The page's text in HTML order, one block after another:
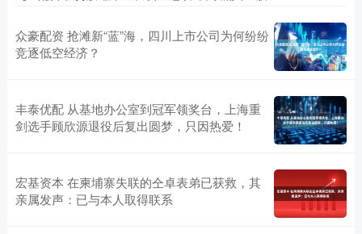
众豪配资 抢滩新“蓝”海，四川上市公司为何纷纷
竞逐低空经济？
丰泰优配 从基地办公室到冠军领奖台，上海重
剑选手顾欣源退役后复出圆梦，只因热爱！
宏基资本 在柬埔寨失联的仝卓表弟已获救，其
亲属发声：已与本人取得联系